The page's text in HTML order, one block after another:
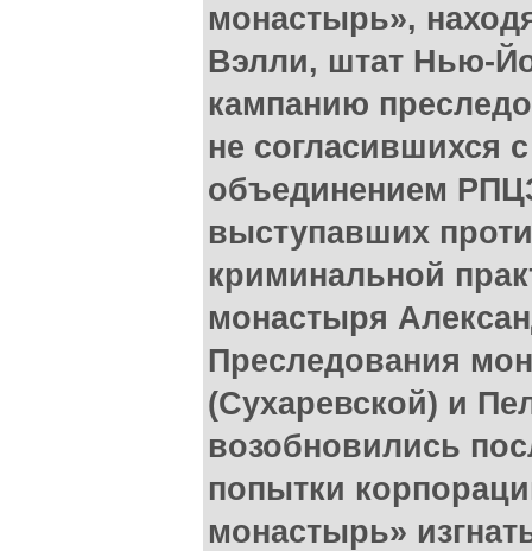
монастырь»,
Вэлли, штат Нью-
кампанию
не согласившихся
объединением
выступавших
криминальной
монастыря
Преследования
(Сухаревской) и
возобновились
попытки
монастырь»